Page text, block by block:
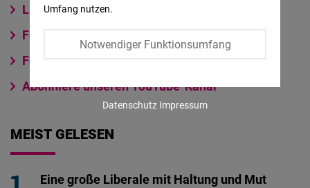
Like uns auf Facebook
Folge uns auf Instagram
Folge uns auf Twitter
Abonniere unseren YouTube-Kanal
MEIST GELESEN
Eine große Liberale mit Haltung und Mut
Umfang nutzen.
Notwendiger Funktionsumfang
Instagram
Embed
Google
Maps
Embed
Datenschutz Impressum